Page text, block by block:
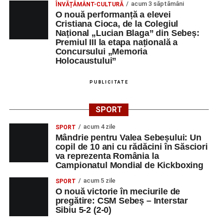
ÎNVĂȚĂMÂNT-CULTURĂ acum 3 săptămâni
O nouă performanță a elevei
Cristiana Cioca, de la Colegiul
Național „Lucian Blaga” din Sebeș:
Premiul III la etapa națională a
Concursului „Memoria
Holocaustului”
PUBLICITATE
SPORT
SPORT acum 4 zile
Mândrie pentru Valea Sebeșului: Un
copil de 10 ani cu rădăcini în Săsciori
va reprezenta România la
Campionatul Mondial de Kickboxing
SPORT acum 5 zile
O nouă victorie în meciurile de
pregătire: CSM Sebeș – Interstar
Sibiu 5-2 (2-0)